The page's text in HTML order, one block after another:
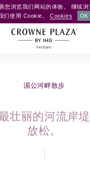
湄公河畔散步
壮丽的河流岸
放松。
您浏览我们网站的体验。 继续
们使用 Cookie。Cookies OK
儿童